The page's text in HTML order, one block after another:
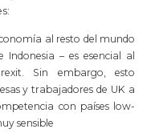
al resto del mundo
– es esencial al
Sin embargo, esto
y trabajadores de UK a
con países low-
sensible